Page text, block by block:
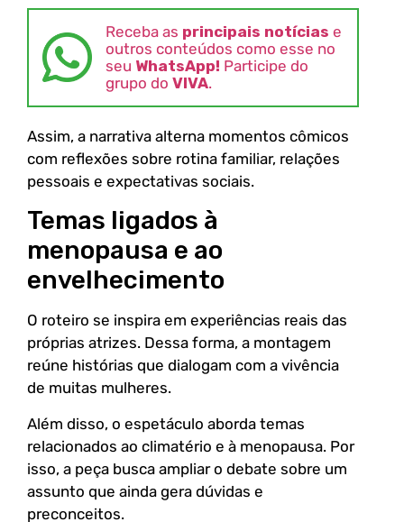
Receba as principais notícias e
outros conteúdos como esse no
seu WhatsApp! Participe do
grupo do VIVA.
Assim, a narrativa alterna momentos cômicos
com reflexões sobre rotina familiar, relações
pessoais e expectativas sociais.
Temas ligados à
menopausa e ao
envelhecimento
O roteiro se inspira em experiências reais das
próprias atrizes. Dessa forma, a montagem
reúne histórias que dialogam com a vivência
de muitas mulheres.
Além disso, o espetáculo aborda temas
relacionados ao climatério e à menopausa. Por
isso, a peça busca ampliar o debate sobre um
assunto que ainda gera dúvidas e
preconceitos.